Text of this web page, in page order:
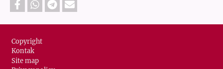
Footer
Copyright
Kontak
Site map